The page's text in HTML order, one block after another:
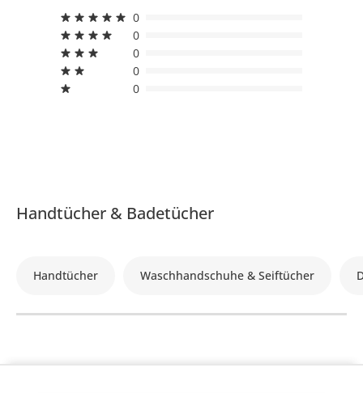
0
0
0
0
0
Handtücher & Badetücher
Handtücher Waschhandschuhe & Seiftücher